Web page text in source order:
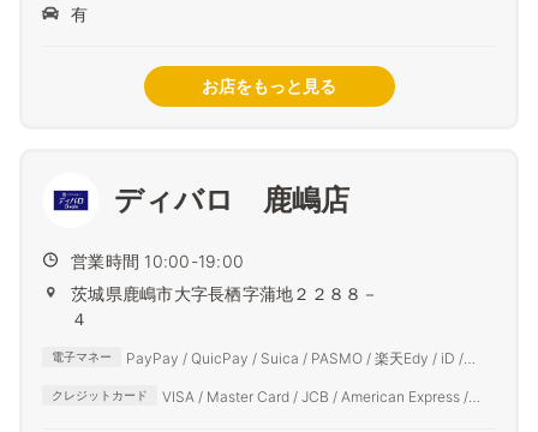
有
お店をもっと見る
ディバロ 鹿嶋店
営業時間 10:00-19:00
茨城県鹿嶋市大字長栖字蒲地２２８８－
４
電子マネー
PayPay / QuicPay / Suica / PASMO / 楽天Edy / iD /
クレジットカード
VISA / Master Card / JCB / American Express /